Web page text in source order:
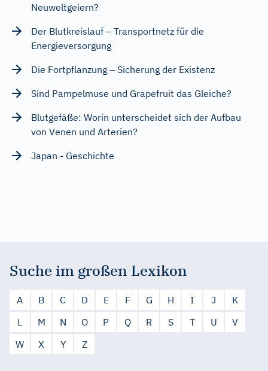
Neuweltgeiern?
Der Blutkreislauf – Transportnetz für die
Energieversorgung
Die Fortpflanzung – Sicherung der Existenz
Sind Pampelmuse und Grapefruit das Gleiche?
Blutgefäße: Worin unterscheidet sich der Aufbau
von Venen und Arterien?
Japan - Geschichte
Suche im großen Lexikon
A B C D E F G H I J
K
L
M N O P Q R S T U
V
W
X Y Z